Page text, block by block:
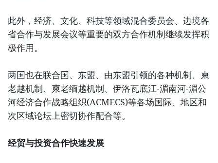
此外，经济、文化、科技等领域混合委员会、边境各
省合作与发展会议等重要的双方合作机制继续发挥积
极作用。
两国也在联合国、东盟、由东盟引领的各种机制、柬
老越机制、柬老缅越机制、伊洛瓦底江-湄南河-湄公
河经济合作战略组织(ACMECS)等各场国际、地区和
次区域论坛上密切协作配合等。
经贸与投资合作快速发展